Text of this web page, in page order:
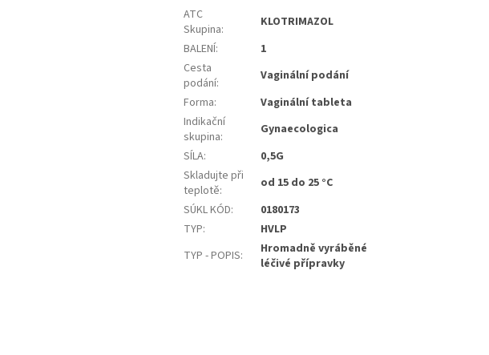
ATC
Skupina:
KLOTRIMAZOL
BALENÍ:
1
Cesta
podání:
Vaginální podání
Forma:
Vaginální tableta
Indikační
skupina:
Gynaecologica
SÍLA:
0,5G
Skladujte při
teplotě:
od 15 do 25 °C
SÚKL KÓD:
0180173
TYP:
HVLP
TYP - POPIS:
Hromadně vyráběné
léčivé přípravky